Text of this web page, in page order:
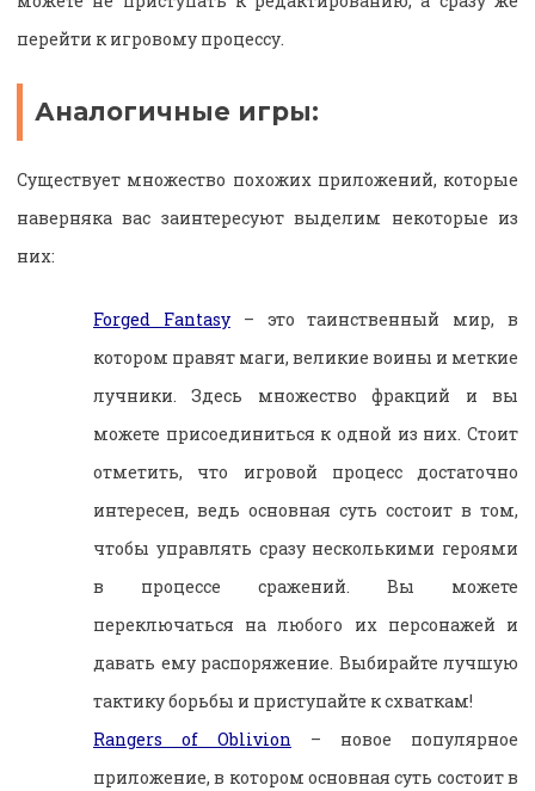
перейти к игровому процессу.
Аналогичные игры:
Существует множество похожих приложений, которые
наверняка вас заинтересуют выделим некоторые из
них:
Forged Fantasy– это таинственный мир, в
котором правят маги, великие воины и меткие
лучники. Здесь множество фракций и вы
можете присоединиться к одной из них. Стоит
отметить, что игровой процесс достаточно
интересен, ведь основная суть состоит в том,
чтобы управлять сразу несколькими героями
в процессе сражений. Вы можете
переключаться на любого их персонажей и
давать ему распоряжение. Выбирайте лучшую
тактику борьбы и приступайте к схваткам!
Rangers of Oblivion – новое популярное
приложение, в котором основная суть состоит в